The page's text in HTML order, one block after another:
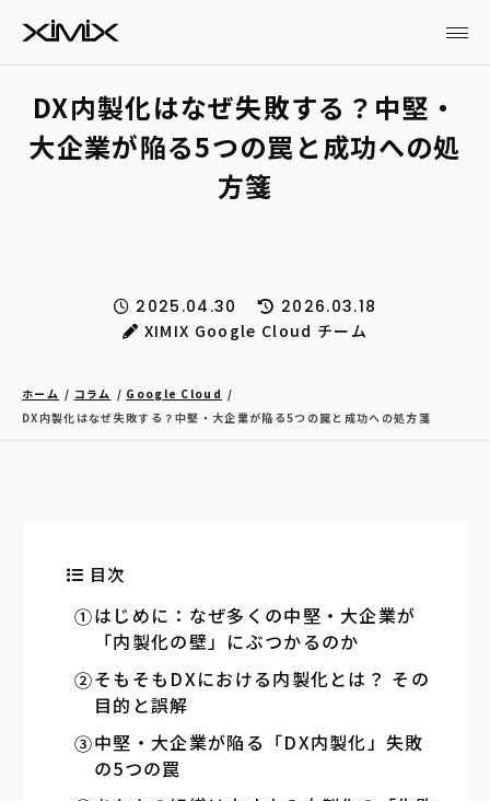
DX内製化はなぜ失敗する？中堅・
大企業が陥る5つの罠と成功への処
方箋
2025.04.30
2026.03.18
XIMIX Google Cloud チーム
ホーム コラム
Google Cloud
DX内製化はなぜ失敗する？中堅・大企業が陥る5つの罠と成功への処方箋
目次
はじめに：なぜ多くの中堅・大企業が
「内製化の壁」にぶつかるのか
そもそもDXにおける内製化とは？ その
目的と誤解
中堅・大企業が陥る「DX内製化」失敗
の5つの罠